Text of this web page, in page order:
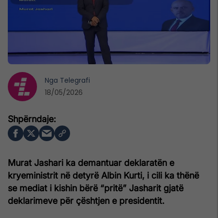
Murat Jashari ka demantuar deklaratën e
kryeministrit në detyrë Albin Kurti, i cili ka thënë
se mediat i kishin bërë “pritë” Jasharit gjatë
deklarimeve për çështjen e presidentit.
Nga Telegrafi
18/05/2026